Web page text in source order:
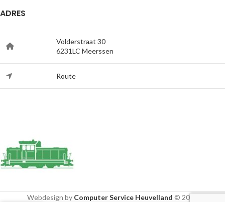
ADRES
Volderstraat 30
6231LC Meerssen
Route
Webdesign by Computer Service Heuvelland © 2020